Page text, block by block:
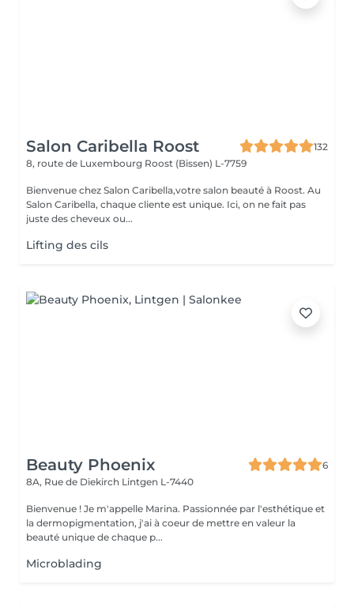
Salon Caribella Roost
132
8, route de Luxembourg Roost (Bissen) L-7759
Bienvenue chez Salon Caribella,votre salon beauté à Roost. Au
Salon Caribella, chaque cliente est unique. Ici, on ne fait pas
juste des cheveux ou...
Lifting des cils
Beauty Phoenix
6
8A, Rue de Diekirch Lintgen L-7440
Bienvenue ! Je m'appelle Marina. Passionnée par l'esthétique et
la dermopigmentation, j'ai à coeur de mettre en valeur la
beauté unique de chaque p...
Microblading